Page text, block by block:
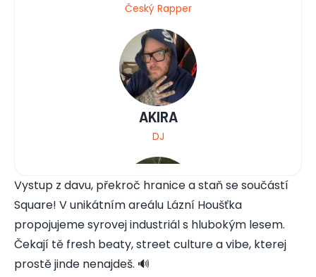
Český Rapper
AKIRA
DJ
DARKO DON
Český Rapper
Vystup z davu, překroč hranice a staň se součástí
Square! V unikátním areálu Lázní Houšťka
propojujeme syrovej industriál s hlubokým lesem.
Čekají tě fresh beaty, street culture a vibe, kterej
prostě jinde nenajdeš. 🔊